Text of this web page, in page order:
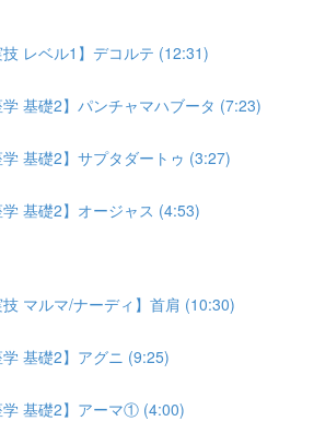
技 レベル1】デコルテ (12:31)
学 基礎2】パンチャマハブータ (7:23)
学 基礎2】サプタダートゥ (3:27)
学 基礎2】オージャス (4:53)
技 マルマ/ナーディ】首肩 (10:30)
学 基礎2】アグニ (9:25)
学 基礎2】アーマ① (4:00)